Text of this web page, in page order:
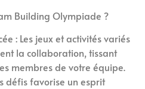
Building Olympiade ?
: Les jeux et activités variés
la collaboration, tissant
membres de votre équipe.
défis favorise un esprit